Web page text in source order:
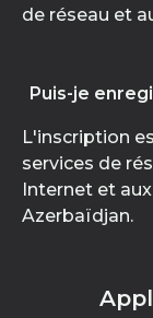
de réseau et
Puis-je
L'inscription
services de
Internet et
Azerbaïdjan.